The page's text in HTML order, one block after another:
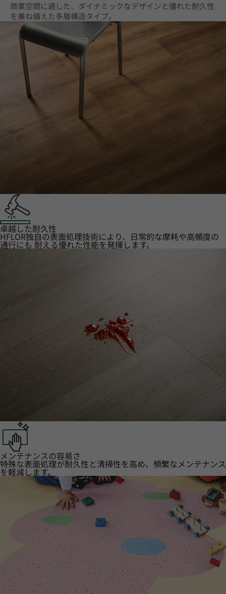
商業空間に適した、ダイナミックなデザインと優れた耐久性
を兼ね備えた多層構造タイプ。
卓越した耐久性
HFLOR独自の表面処理技術により、日常的な摩耗や高頻度の
通行にも 耐える優れた性能を発揮します。
メンテナンスの容易さ
特殊な表面処理が耐久性と清掃性を高め、頻繁なメンテナンス
を軽減します。